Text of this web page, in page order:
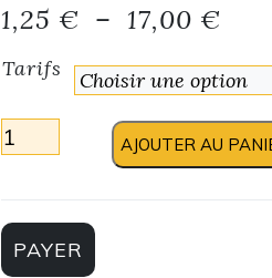
1,25 € – 17,00 €
Tarifs
quantité de Spectacle – La
AJOUTER AU
PAYER